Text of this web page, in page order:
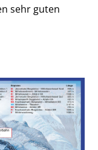
sehr guten